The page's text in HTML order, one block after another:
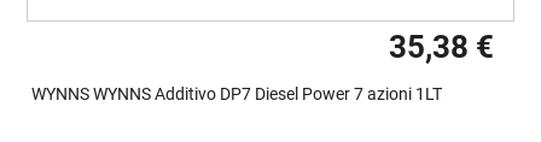
35,38 €
WYNNS WYNNS Additivo DP7 Diesel Power 7 azioni 1LT